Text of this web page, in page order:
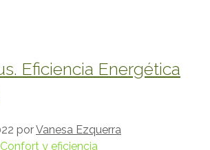
Eficiencia Energética
porVanesa Ezquerra